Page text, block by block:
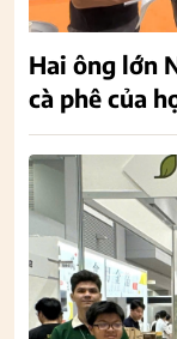
Hai ông lớn
cà phê của